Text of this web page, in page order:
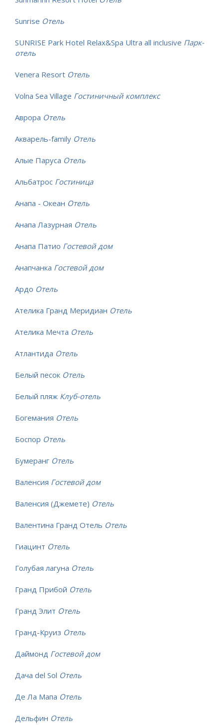
Sunrise Отель
SUNRISE Park Hotel Relax&Spa Ultra all inclusive Парк-
отель
Venera Resort Отель
Volna Sea Village Гостиничный комплекс
Аврора Отель
Акварель-family Отель
Алые Паруса Отель
Альбатрос Гостиница
Анапа - Океан Отель
Анапа Лазурная Отель
Анапа Патио Гостевой дом
Анапчанка Гостевой дом
Ардо Отель
Ателика Гранд Меридиан Отель
Ателика Мечта Отель
Атлантида Отель
Белый песок Отель
Белый пляж Клуб-отель
Богемания Отель
Боспор Отель
Бумеранг Отель
Валенсия Гостевой дом
Валенсия (Джемете) Отель
Валентина Гранд Отель Отель
Гиацинт Отель
Голубая лагуна Отель
Гранд Прибой Отель
Гранд Элит Отель
Гранд-Круиз Отель
Даймонд Гостевой дом
Дача del Sol Отель
Де Ла Мапа Отель
Дельфин Отель